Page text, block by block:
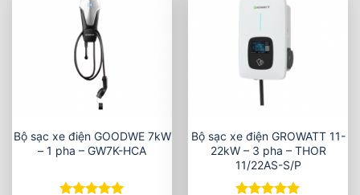
Bộ sạc xe điện GOODWE 7kW
– 1 pha – GW7K-HCA
Bộ sạc xe điện GROWATT 11-
22kW – 3 pha – THOR
11/22AS-S/P